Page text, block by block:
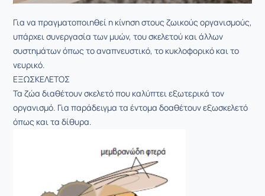
Για να πραγματοποιηθεί η κίνηση στους ζωικούς οργανισμούς,
υπάρχει συνεργασία των μυών, του σκελετού και άλλων
συστημάτων όπως το αναπνευστικό, το κυκλοφορικό και το
νευρικό.
ΕΞΩΣΚΕΛΕΤΟΣ
Τα ζώα διαθέτουν σκελετό που καλύπτει εξωτερικά τον
οργανισμό. Για παράδειγμα τα έντομα δοαθέτουν εξωσκελετό
όπως και τα δίθυρα.